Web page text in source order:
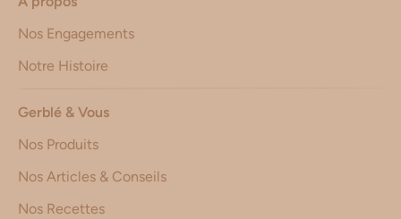
Nos Engagements
Notre Histoire
Gerblé & Vous
Nos Produits
Nos Articles & Conseils
Nos Recettes